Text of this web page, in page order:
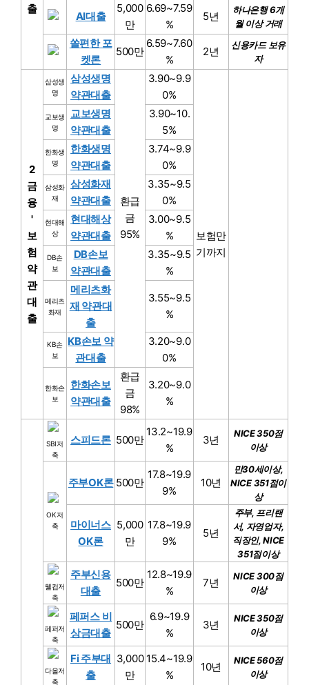
출
AI대출
5,000
만
6.69~7.59
%
5년
하나은행 6개
월 이상 거래
쏠편한 포
켓론
500만
6.59~7.60
%
2년
신용카드 보유
자
2
금
융
'
보
험
약
관
대
출
삼성생
명
삼성생명
약관대출
환급
금
95%
3.90~9.9
0%
보험만
기까지
교보생
명
교보생명
약관대출
3.90~10.
5%
한화생
명
한화생명
약관대출
3.74~9.9
0%
삼성화
재
삼성화재
약관대출
3.35~9.5
0%
현대해
상
현대해상
약관대출
3.00~9.5
%
DB손
보
DB손보
약관대출
3.35~9.5
%
메리츠
화재
메리츠화
재 약관대
출
3.55~9.5
%
KB손
보
KB손보 약
관대출
3.20~9.0
0%
한화손
보
한화손보
약관대출
환급
금
98%
3.20~9.0
%
SBI저
축
스피드론 500만
13.2~19.9
%
3년
NICE 350점
이상
OK저
축
주부OK론 500만
17.8~19.9
9%
10년
만30세이상,
NICE 351점이
상
마이너스
OK론
5,000
만
17.8~19.9
9%
5년
주부, 프리랜
서, 자영업자,
직장인, NICE
351점이상
웰컴저
축
주부신용
대출
500만
12.8~19.9
%
7년
NICE 300점
이상
페퍼저
축
페퍼스 비
상금대출
500만
6.9~19.9
%
3년
NICE 350점
이상
다올저
축
Fi 주부대
출
3,000
만
15.4~19.9
%
10년
NICE 560점
이상